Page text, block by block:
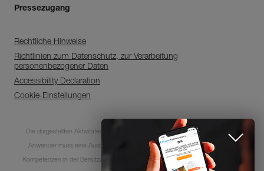
Newsletter abonnieren
und auf dem Laufenden bleiben
Pressezugang
Rechtliche Hinweise
Richtlinien zum Datenschutz, zur Verarbeitung
personenbezogener Daten
Accessibility Declaration
Cookie-Einstellungen
Die dargestellten Aktivitäten sind mit Risiken und Gefahren verbunden. Jeder
Anwender muss eine Ausbildung absolviert haben und über entsprechende
Kompetenzen in der Benutzung der Ausrüstung bei diesen Aktivitäten verfügen.